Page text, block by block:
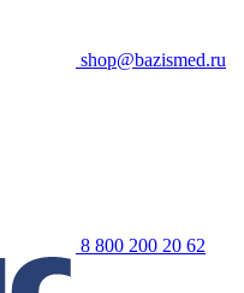
shop@bazismed.ru
8 800 200 20 62